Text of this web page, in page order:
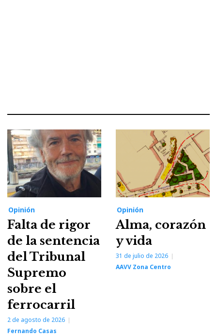
Opinión
Falta de rigor
de la sentencia
del Tribunal
Supremo
sobre el
ferrocarril
2 de agosto de 2026
Fernando Casas
Opinión
Alma, corazón
y vida
31 de julio de 2026
AAVV Zona Centro